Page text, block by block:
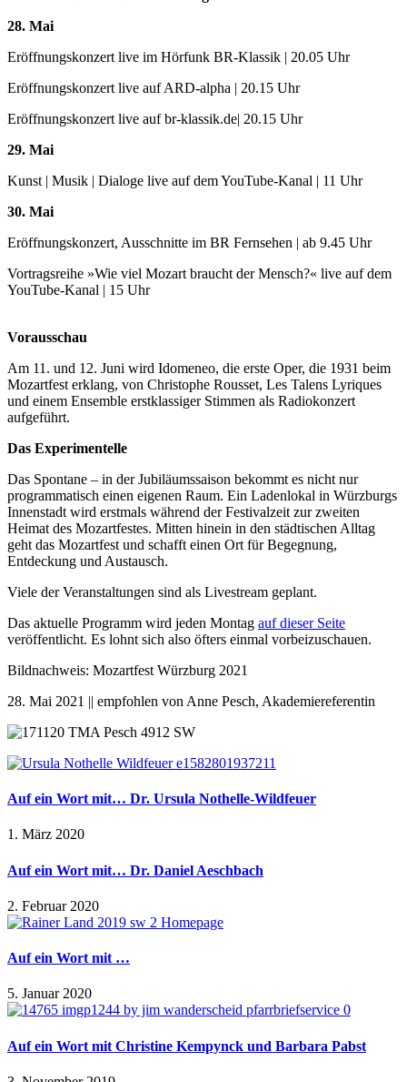
28. Mai
Eröffnungskonzert live im Hörfunk BR-Klassik | 20.05 Uhr
Eröffnungskonzert live auf ARD-alpha | 20.15 Uhr
Eröffnungskonzert live auf br-klassik.de| 20.15 Uhr
29. Mai
Kunst | Musik | Dialoge live auf dem YouTube-Kanal | 11 Uhr
30. Mai
Eröffnungskonzert, Ausschnitte im BR Fernsehen | ab 9.45 Uhr
Vortragsreihe »Wie viel Mozart braucht der Mensch?« live auf dem
YouTube-Kanal | 15 Uhr
Vorausschau
Am 11. und 12. Juni wird Idomeneo, die erste Oper, die 1931 beim
Mozartfest erklang, von Christophe Rousset, Les Talens Lyriques
und einem Ensemble erstklassiger Stimmen als Radiokonzert
aufgeführt.
Das Experimentelle
Das Spontane – in der Jubiläumssaison bekommt es nicht nur
programmatisch einen eigenen Raum. Ein Ladenlokal in Würzburgs
Innenstadt wird erstmals während der Festivalzeit zur zweiten
Heimat des Mozartfestes. Mitten hinein in den städtischen Alltag
geht das Mozartfest und schafft einen Ort für Begegnung,
Entdeckung und Austausch.
Viele der Veranstaltungen sind als Livestream geplant.
Das aktuelle Programm wird jeden Montag auf dieser Seite
veröffentlicht. Es lohnt sich also öfters einmal vorbeizuschauen.
Bildnachweis: Mozartfest Würzburg 2021
28. Mai 2021 || empfohlen von Anne Pesch, Akademiereferentin
Auf ein Wort mit… Dr. Ursula Nothelle-Wildfeuer
1. März 2020
Auf ein Wort mit… Dr. Daniel Aeschbach
2. Februar 2020
Auf ein Wort mit …
5. Januar 2020
Auf ein Wort mit Christine Kempynck und Barbara Pabst